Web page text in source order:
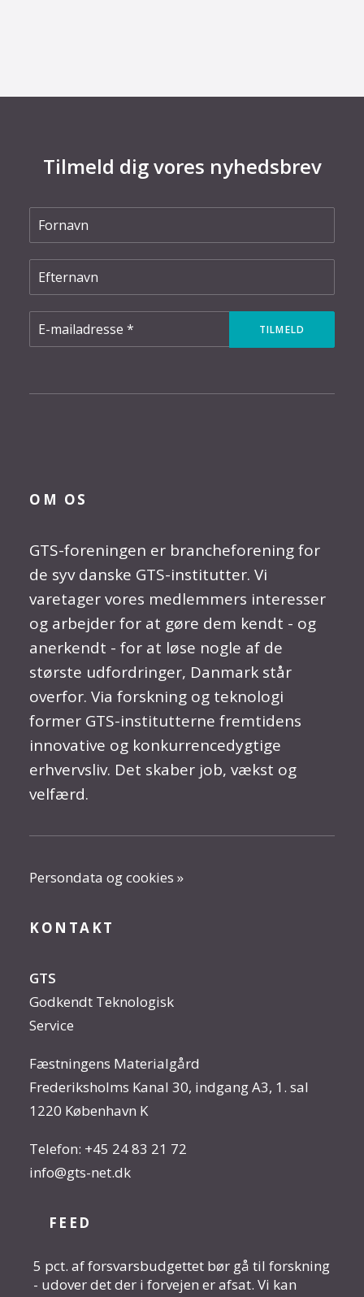
Tilmeld dig vores nyhedsbrev
OM OS
GTS-foreningen er brancheforening for
de syv danske GTS-institutter. Vi
varetager vores medlemmers interesser
og arbejder for at gøre dem kendt - og
anerkendt - for at løse nogle af de
største udfordringer, Danmark står
overfor. Via forskning og teknologi
former GTS-institutterne fremtidens
innovative og konkurrencedygtige
erhvervsliv. Det skaber job, vækst og
velfærd.
Persondata og cookies »
KONTAKT
GTS
Godkendt Teknologisk
Service
Fæstningens Materialgård
Frederiksholms Kanal 30, indgang A3, 1. sal
1220 København K
Telefon: +45 24 83 21 72
info@gts-net.dk
FEED
5 pct. af forsvarsbudgettet bør gå til forskning
- udover det der i forvejen er afsat. Vi kan